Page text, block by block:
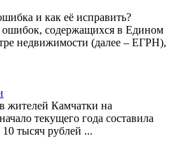
и как её исправить?
ошибок, содержащихся в Едином
недвижимости (далее – ЕГРН),
жителей Камчатки на
текущего года составила
тысяч рублей ...